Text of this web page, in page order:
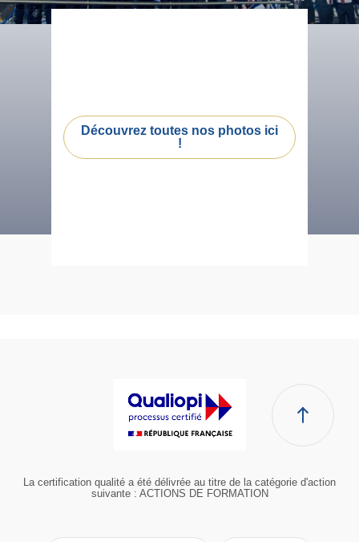
Découvrez toutes nos photos ici
!
La certification qualité a été délivrée au titre de la catégorie d'action
suivante : ACTIONS DE FORMATION